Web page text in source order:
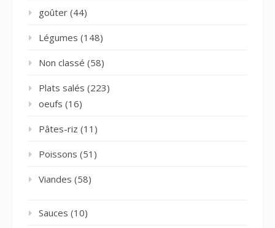
goûter (44)
Légumes (148)
Non classé (58)
Plats salés (223)
oeufs (16)
Pâtes-riz (11)
Poissons (51)
Viandes (58)
Sauces (10)